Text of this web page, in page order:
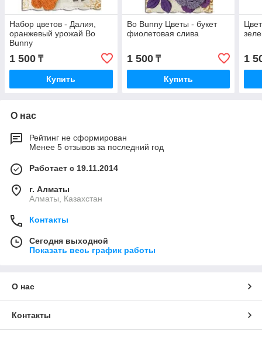
Набор цветов - Далия,
оранжевый урожай Bo
Bunny
1 500 ₸
Купить
Bo Bunny Цветы - букет
фиолетовая слива
1 500₸
Купить
1
О нас
Рейтинг не сформирован
Менее 5 отзывов за последний год
Работает с 19.11.2014
г. Алматы
Алматы, Казахстан
Контакты
Сегодня выходной
Показать весь график работы
О нас
Контакты